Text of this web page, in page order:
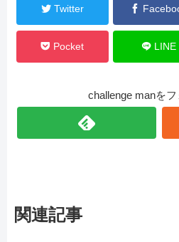
Twitter
Pocket LINE
challenge manを
関連記事